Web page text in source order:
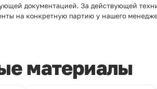
документацией. За действующей
на конкретную партию у нашего
материалы